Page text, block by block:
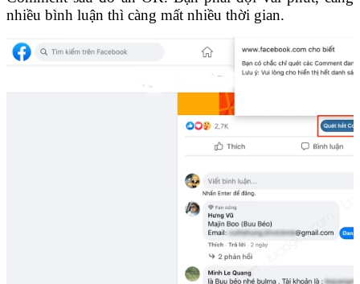
nhiều bình luận thì càng mất nhiều thời gian.